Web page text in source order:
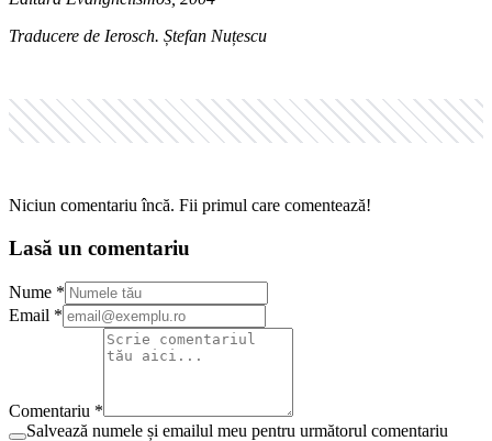
Traducere de Ierosch. Ștefan Nuțescu
Niciun comentariu încă. Fii primul care comentează!
Lasă un comentariu
Nume *
Email *
Comentariu *
Salvează numele și emailul meu pentru următorul comentariu